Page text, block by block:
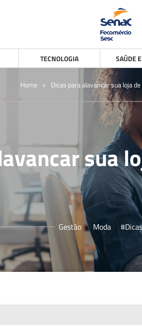
TECNOLOGIA SAÚDE
Home > Dicas para alavancar sua loja
sua
Gestão Moda #Dicas